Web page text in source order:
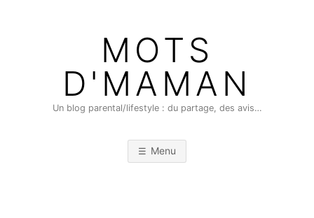
MOTS
D'MAMAN
Un blog parental/lifestyle : du partage, des avis…
Menu